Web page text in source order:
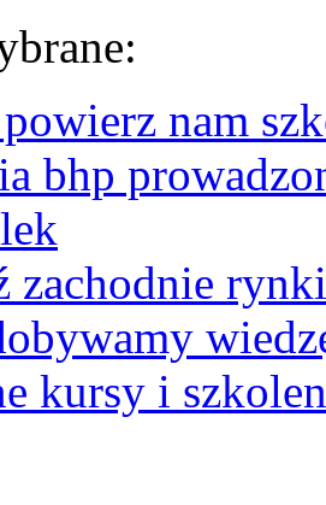
nam
bhp
zachodnie
kursy i